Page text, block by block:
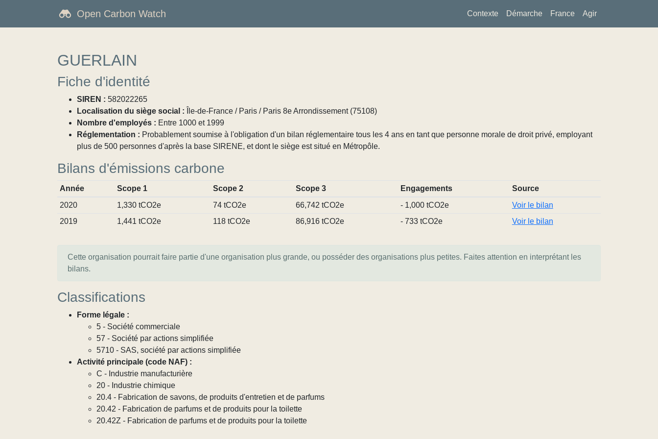
Open Carbon Watch Contexte Démarche France Agir
GUERLAIN
Fiche d'identité
SIREN : 582022265
Localisation du siège social : Île-de-France / Paris / Paris 8e Arrondissement (75108)
Nombre d'employés : Entre 1000 et 1999
Réglementation : Probablement soumise à l'obligation d'un bilan réglementaire tous les 4 ans en tant que personne morale de droit privé, employant
plus de 500 personnes d'après la base SIRENE, et dont le siège est situé en Métropôle.
Bilans d'émissions carbone
Année Scope 1 Scope 2 Scope 3 Engagements
Source
2020
1,330 tCO2e 74 tCO2e 66,742 tCO2e - 1,000 tCO2e
Voir le bilan
2019
1,441 tCO2e 118 tCO2e 86,916 tCO2e - 733 tCO2e Voir le bilan
Cette organisation pourrait faire partie d'une organisation plus grande, ou posséder des organisations plus petites. Faites attention en interprétant les
bilans.
Classifications
Forme légale :
5 - Société commerciale
57 - Société par actions simplifiée
5710 - SAS, société par actions simplifiée
Activité principale (code NAF) :
C - Industrie manufacturière
20 - Industrie chimique
20.4 - Fabrication de savons, de produits d'entretien et de parfums
20.42 - Fabrication de parfums et de produits pour la toilette
20.42Z - Fabrication de parfums et de produits pour la toilette